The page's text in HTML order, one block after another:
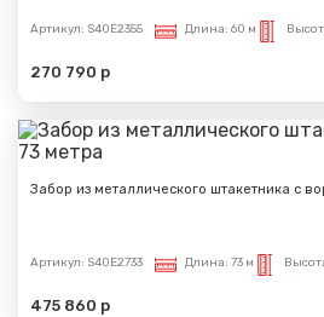
Артикул: S40E2355 Длина: 60 м
270 790 р
Забор из металлического штакетника с
Артикул: S40E2733 Длина: 73 м
475 860 р